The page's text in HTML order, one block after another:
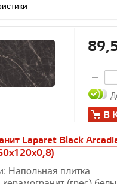
Laparet Black
Напольная плитка
В